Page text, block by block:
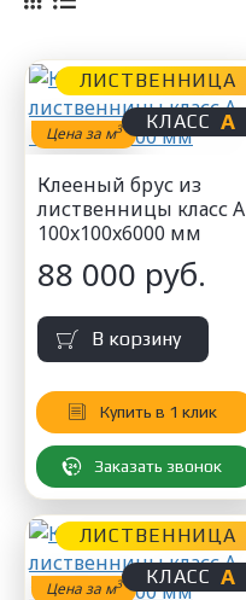
Цена за м3
ЛИСТВЕННИЦА
КЛАСС А
Клееный брус из
лиственницы класс А
100x100x6000 мм
88 000 руб.
В корзину
Купить в 1 клик
Заказать звонок
Цена за м3
ЛИСТВЕННИЦА
КЛАСС А